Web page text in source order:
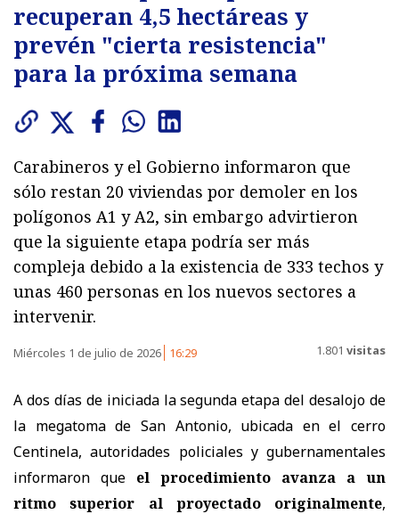
recuperan 4,5 hectáreas y
prevén "cierta resistencia"
para la próxima semana
Carabineros y el Gobierno informaron que
sólo restan 20 viviendas por demoler en los
polígonos A1 y A2, sin embargo advirtieron
que la siguiente etapa podría ser más
compleja debido a la existencia de 333 techos y
unas 460 personas en los nuevos sectores a
intervenir.
Miércoles 1 de julio de 2026 16:29 1.801 visitas
A dos días de iniciada la segunda etapa del desalojo de
la megatoma de San Antonio, ubicada en el cerro
Centinela, autoridades policiales y gubernamentales
informaron que el procedimiento avanza a un
ritmo superior al proyectado originalmente,